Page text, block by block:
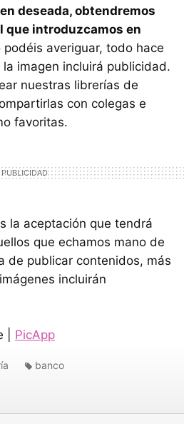
deseada, obtendremos
que introduzcamos en
podéis averiguar, todo hace
imagen incluirá publicidad.
nuestras librerías de
con colegas e
favoritas.
la aceptación que tendrá
que echamos mano de
de publicar contenidos, más
incluirán
| PicApp
banco